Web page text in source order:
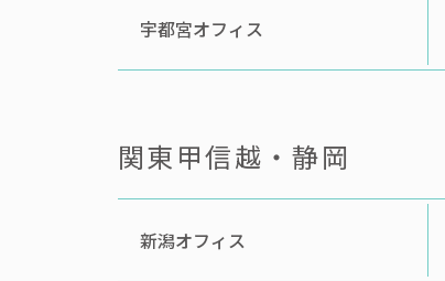
宇都宮オフィス
関東甲信越・静岡
新潟オフィス